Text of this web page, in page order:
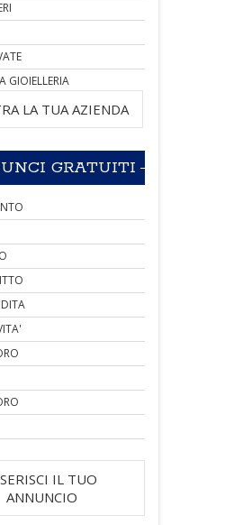
GIOIELLERIA
LA TUA AZIENDA
GRATUITI
IL TUO
ANNUNCIO